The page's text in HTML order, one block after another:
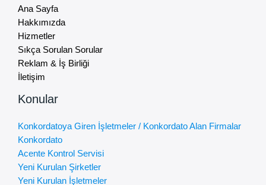
Ana Sayfa
Hakkımızda
Hizmetler
Sıkça Sorulan Sorular
Reklam & İş Birliği
İletişim
Konular
Konkordatoya Giren İşletmeler / Konkordato Alan Firmalar
Konkordato
Acente Kontrol Servisi
Yeni Kurulan Şirketler
Yeni Kurulan İşletmeler